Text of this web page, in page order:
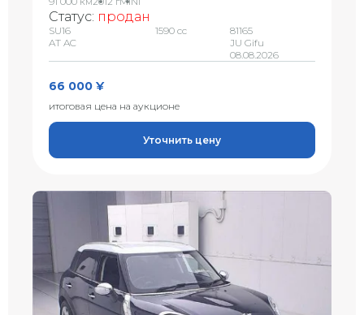
Статус: продан
SU16
AT AC
1590 сс
81165
JU Gifu
08.08.2026
66 000 ¥
итоговая цена на аукционе
Уточнить цену